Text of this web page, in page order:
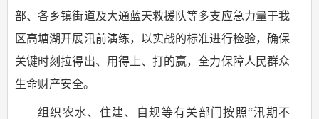
部、各乡镇街道及大通蓝天救援队等多支应急力量于我
区高塘湖开展汛前演练，以实战的标准进行检验，确保
关键时刻拉得出、用得上、打的赢，全力保障人民群众
生命财产安全。
组织农水、住建、自规等有关部门按照“汛期不